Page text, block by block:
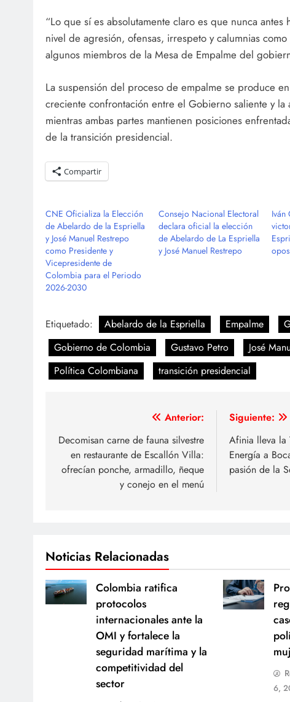
“Lo que sí es absolutamente claro es que nunca antes
nivel de agresión, ofensas, irrespeto y calumnias
algunos miembros de la Mesa de Empalme del
La suspensión del proceso de empalme se produce
creciente confrontación entre el Gobierno saliente y la
mientras ambas partes mantienen posiciones
de la transición presidencial.
Compartir
CNE Oficializa la Elección
de Abelardo de la Espriella
y José Manuel Restrepo
como Presidente y
Vicepresidente de
Colombia para el Periodo
2026-2030
Consejo Nacional Electoral
declara oficial la elección
de Abelardo de La Espriella
y José Manuel Restrepo
Iván
Etiquetado: Abelardo de la Espriella Empalme
Gobierno de Colombia
Gustavo Petro
José
Política Colombiana
transición presidencial
de
entradas
Anterior:
Decomisan carne de fauna silvestre
en restaurante de Escallón Villa:
ofrecían ponche, armadillo, ñeque
y conejo en el menú
Siguiente:
Afinia lleva la
Energía a
pasión de la
Noticias Relacionadas
Colombia ratifica
protocolos
internacionales ante la
OMI y fortalece la
seguridad marítima y la
competitividad del
sector
6,